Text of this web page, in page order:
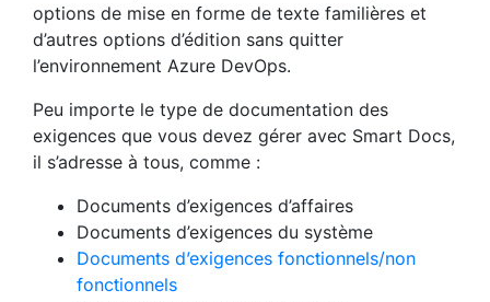
options de mise en forme de texte familières et
d’autres options d’édition sans quitter
l’environnement Azure DevOps.
Peu importe le type de documentation des
exigences que vous devez gérer avec Smart Docs,
il s’adresse à tous, comme :
Documents d’exigences d’affaires
Documents d’exigences du système
Documents d’exigences fonctionnels/non
fonctionnels